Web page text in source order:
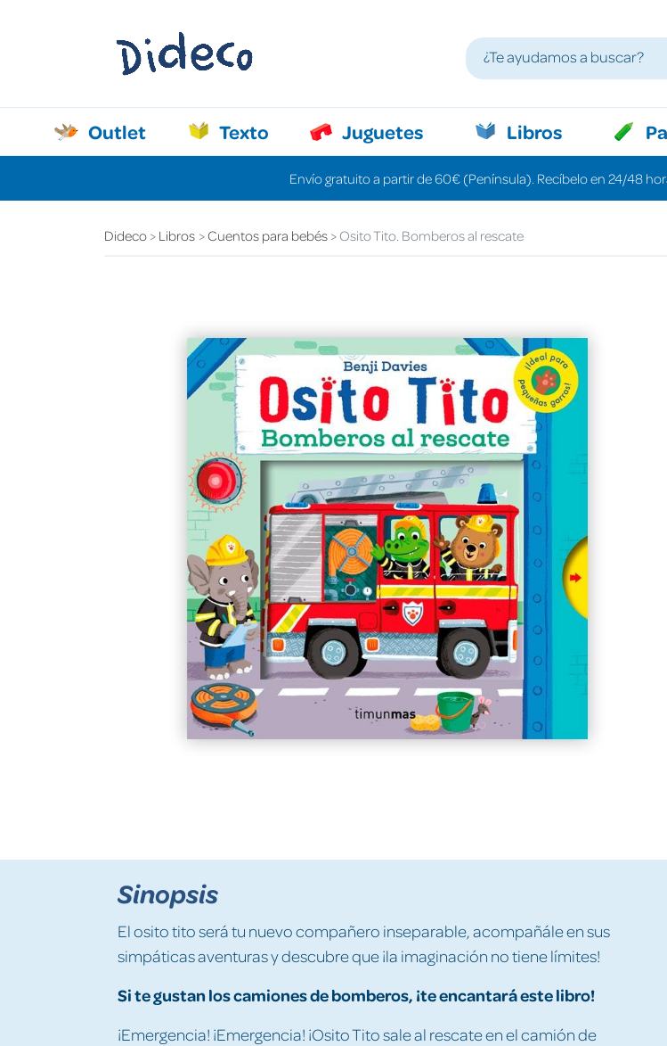
Outlet Texto Juguetes Libros
Envío gratuito a partir de 60€ (Península). Recíbelo en 24/48
Dideco Libros Cuentos para bebés Osito Tito. Bomberos al rescate
Sinopsis
El osito tito será tu nuevo compañero inseparable, acompañále en sus
simpáticas aventuras y descubre que ¡la imaginación no tiene límites!
Si te gustan los camiones de bomberos, ¡te encantará este libro!
¡Emergencia! ¡Emergencia! ¡Osito Tito sale al rescate en el camión de